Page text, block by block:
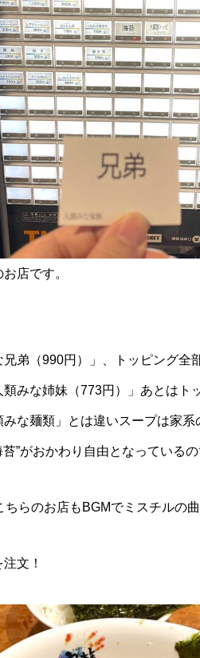
店です。
弟（990円）」、トッピング全
みな姉妹（773円）」あとはト
な麺類」とは違いスープは家系
苔”がおかわり自由となっている
らのお店もBGMでミスチルの曲
文！